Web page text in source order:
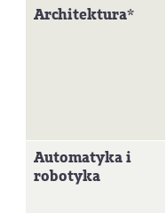
Architektura*
Automatyka i
robotyka